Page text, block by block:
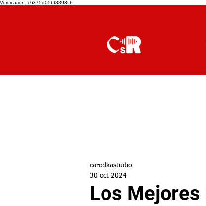
Verification: c6375d05bf88936b
Los Mejores
carodkastudio
30 oct 2024